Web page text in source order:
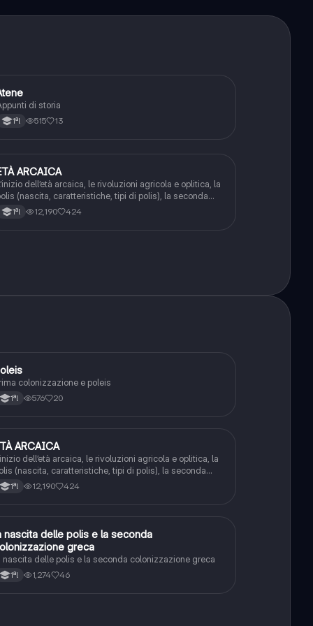
Storia
di storia
1ªl 515 13
StoriaARCAICA
dell’età arcaica, le rivoluzioni agricola e oplitica, la
(nascita, caratteristiche, tipi di polis), la seconda
colonizzazione (cause, organizzazione sociale, magna
Grecia, economia), tirannidi e identità culturale dei greci.
1ªl 12,190 424
Storia
colonizzazione e poleis
1ªl 576 20
StoriaARCAICA
dell’età arcaica, le rivoluzioni agricola e oplitica, la
(nascita, caratteristiche, tipi di polis), la seconda
colonizzazione (cause, organizzazione sociale, magna
Grecia, economia), tirannidi e identità culturale dei greci.
1ªl 12,190 424
Storia
nascita delle polis e la seconda
greca
nascita delle polis e la seconda colonizzazione greca
1ªl 1,274 46